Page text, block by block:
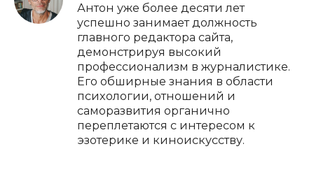
Антон уже более десяти лет
успешно занимает должность
главного редактора сайта,
демонстрируя высокий
профессионализм в журналистике.
Его обширные знания в области
психологии, отношений и
саморазвития органично
переплетаются с интересом к
эзотерике и киноискусству.